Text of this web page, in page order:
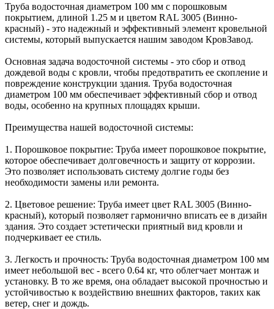
Труба водосточная диаметром 100 мм с порошковым
покрытием, длиной 1.25 м и цветом RAL 3005 (Винно-
красный) - это надежный и эффективный элемент кровельной
системы, который выпускается нашим заводом КровЗавод.
Основная задача водосточной системы - это сбор и отвод
дождевой воды с кровли, чтобы предотвратить ее скопление и
повреждение конструкции здания. Труба водосточная
диаметром 100 мм обеспечивает эффективный сбор и отвод
воды, особенно на крупных площадях крыши.
Преимущества нашей водосточной системы:
1. Порошковое покрытие: Труба имеет порошковое покрытие,
которое обеспечивает долговечность и защиту от коррозии.
Это позволяет использовать систему долгие годы без
необходимости замены или ремонта.
2. Цветовое решение: Труба имеет цвет RAL 3005 (Винно-
красный), который позволяет гармонично вписать ее в дизайн
здания. Это создает эстетически приятный вид кровли и
подчеркивает ее стиль.
3. Легкость и прочность: Труба водосточная диаметром 100 мм
имеет небольшой вес - всего 0.64 кг, что облегчает монтаж и
установку. В то же время, она обладает высокой прочностью и
устойчивостью к воздействию внешних факторов, таких как
ветер, снег и дождь.